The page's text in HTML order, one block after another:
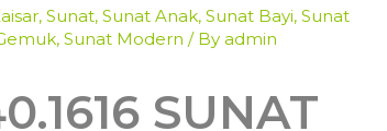
,Sunat,Sunat Anak,Sunat Bayi,Sunat
,Sunat Modern / Byadmin
SUNAT